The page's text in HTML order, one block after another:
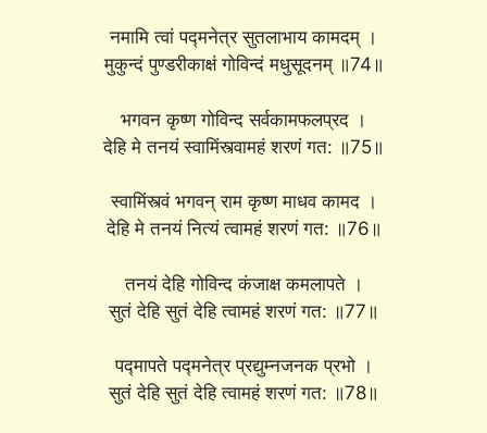
नमामि त्वां पद्मनेत्र सुतलाभाय कामदम् ।
मुकुन्दं पुण्डरीकाक्षं गोविन्दं मधुसूदनम् ॥74॥
भगवन कृष्ण गोविन्द सर्वकामफलप्रद ।
देहि मे तनयं स्वामिंस्त्वामहं शरणं गत: ॥75॥
स्वामिंस्त्वं भगवन् राम कृष्ण माधव कामद ।
देहि मे तनयं नित्यं त्वामहं शरणं गत: ॥76॥
तनयं देहि गोविन्द कंजाक्ष कमलापते ।
सुतं देहि सुतं देहि त्वामहं शरणं गत: ॥77॥
पद्मापते पद्मनेत्र प्रद्युम्नजनक प्रभो ।
सुतं देहि सुतं देहि त्वामहं शरणं गत: ॥78॥